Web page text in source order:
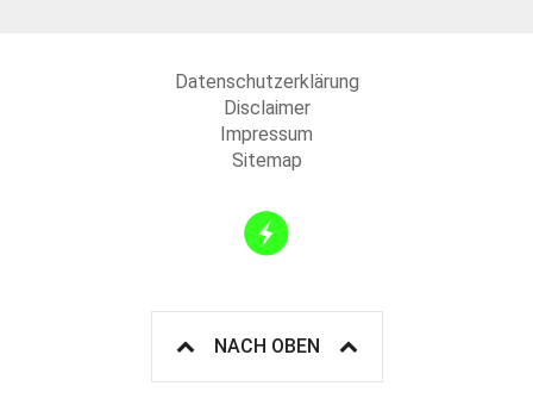
Datenschutzerklärung
Disclaimer
Impressum
Sitemap
NACH OBEN